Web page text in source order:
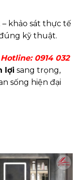
khảo sát thực tế
kỹ thuật.
Hotline: 0914 032
lợi sang trọng,
sống hiện đại